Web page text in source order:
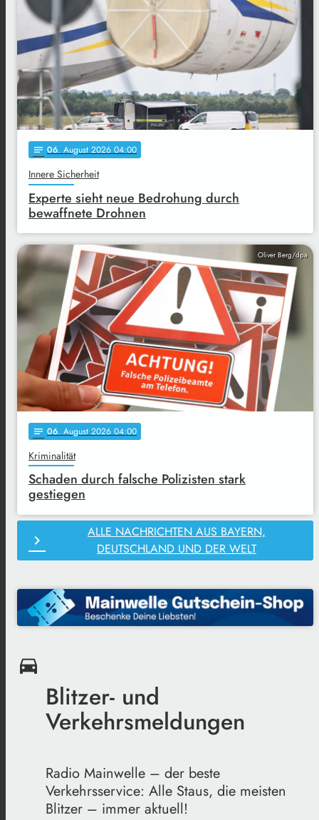
notes 06. August 2026 04:00
Innere Sicherheit
Experte sieht neue Bedrohung durch
bewaffnete Drohnen
Oliver Berg/dpa
notes 06. August 2026 04:00
Kriminalität
Schaden durch falsche Polizisten stark
gestiegen
chevron_right
ALLE NACHRICHTEN AUS BAYERN,
DEUTSCHLAND UND DER WELT
directions_car
Blitzer- und
Verkehrsmeldungen
Radio Mainwelle – der beste
Verkehrsservice: Alle Staus, die meisten
Blitzer – immer aktuell!